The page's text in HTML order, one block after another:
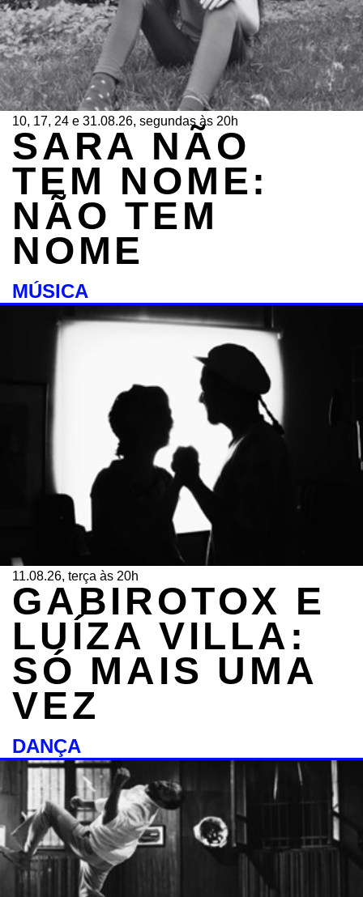
10, 17, 24 e 31.08.26, segundas às 20h
SARA NÃO
TEM NOME:
NÃO TEM
NOME
MÚSICA
11.08.26, terça às 20h
GABIROTOX E
LUÍZA VILLA:
SÓ MAIS UMA
VEZ
DANÇA